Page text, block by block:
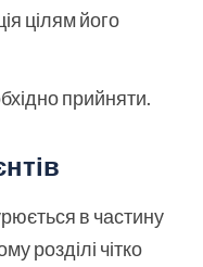
цілям його
прийняти.
в частину
розділі чітко